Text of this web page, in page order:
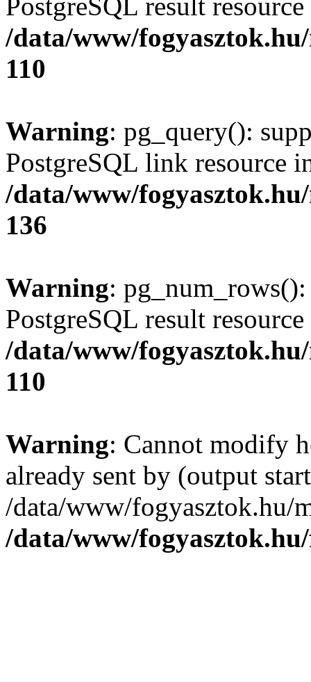
/data/www/
110
Warning: pg_query():
PostgreSQL link resource
/data/www/
136
Warning:
PostgreSQL result
/data/www/
110
Warning: Cannot modify
already sent by (output
/data/www/fogyasztok.hu/
/data/www/